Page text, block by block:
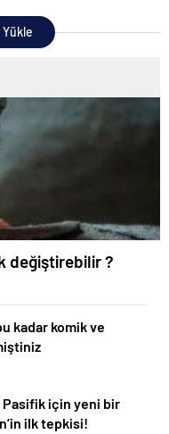
Yükle
değiştirebilir ?
kadar komik ve
Pasifik için yeni bir
ilk tepkisi!